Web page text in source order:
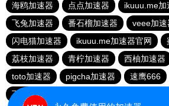
海鸥加速器
点点加速器
ikuuu.me加
飞兔加速器
番石榴加速器 veee加速
闪电猫加速器
ikuuu.me加速器官网
荔枝加速器
青柠加速器 西柚加速器
toto加速器
pigcha加速器 速鹰666
飞兔加速器